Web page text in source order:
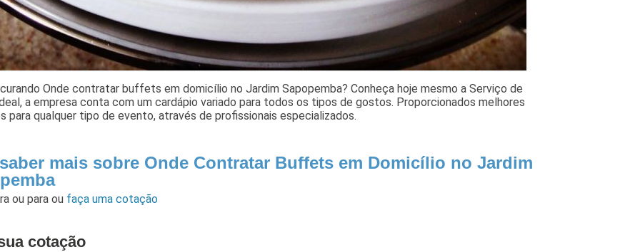
Onde contratar buffets em domicílio no Jardim Sapopemba? Conheça hoje mesmo a Serviço de
a empresa conta com um cardápio variado para todos os tipos de gostos. Proporcionados melhores
para qualquer tipo de evento, através de profissionais especializados.
mais sobre Onde Contratar Buffets em Domicílio no Jardim
ou paraou faça uma cotação
cotação